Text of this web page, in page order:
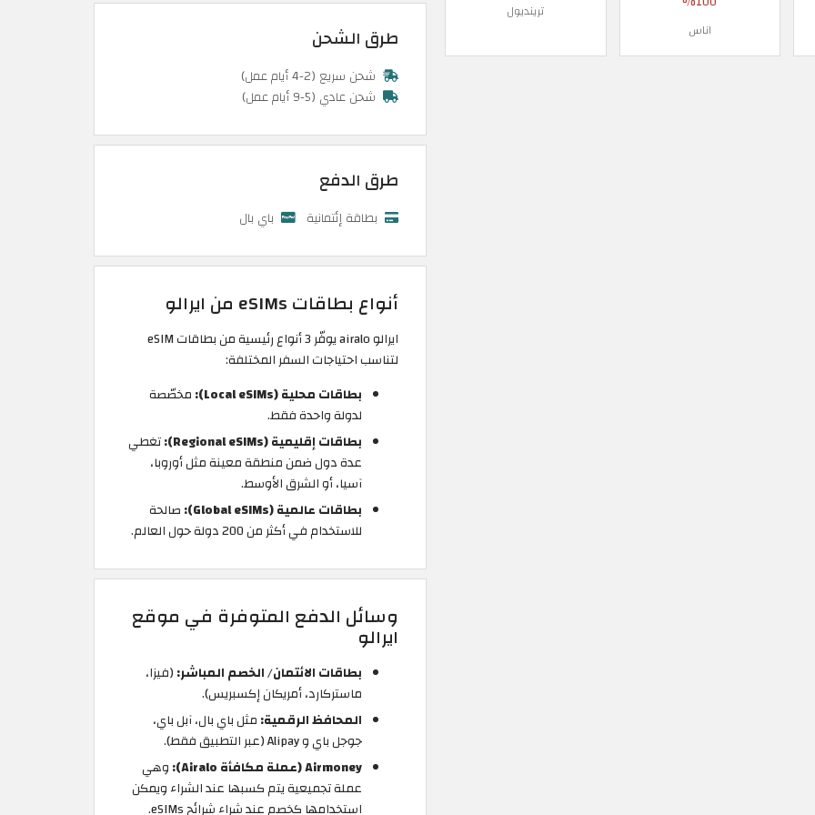
اناس
ترينديول
طرق الشحن
شحن سريع (2-4 أيام عمل)
شحن عادي (5-9 أيام عمل)
طرق الدفع
بطاقة إئتمانية باي بال
أنواع بطاقات eSIMs من ايرالو
ايرالو airalo يوفّر 3 أنواع رئيسية من بطاقات eSIM
لتناسب احتياجات السفر المختلفة:
بطاقات محلية (Local eSIMs):
مخصّصة
لدولة واحدة فقط.
بطاقات إقليمية (Regional eSIMs):
تغطي
عدة دول ضمن منطقة معينة مثل أوروبا،
آسيا، أو الشرق الأوسط.
بطاقات عالمية (Global eSIMs):
صالحة
للاستخدام في أكثر من 200 دولة حول العالم.
وسائل الدفع المتوفرة في موقع
ايرالو
بطاقات الائتمان/ الخصم المباشر: (فيزا،
ماستركارد، أمريكان إكسبريس).
المحافظ الرقمية: مثل باي بال، آبل باي،
جوجل باي و Alipay (عبر التطبيق فقط).
Airmoney (عملة مكافأة Airalo):
وهي
عملة تجميعية يتم كسبها عند الشراء ويمكن
استخدامها كخصم عند شراء شرائح eSIMs.